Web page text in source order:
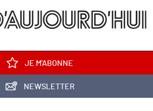
JE M'ABONNE
NEWSLETTER